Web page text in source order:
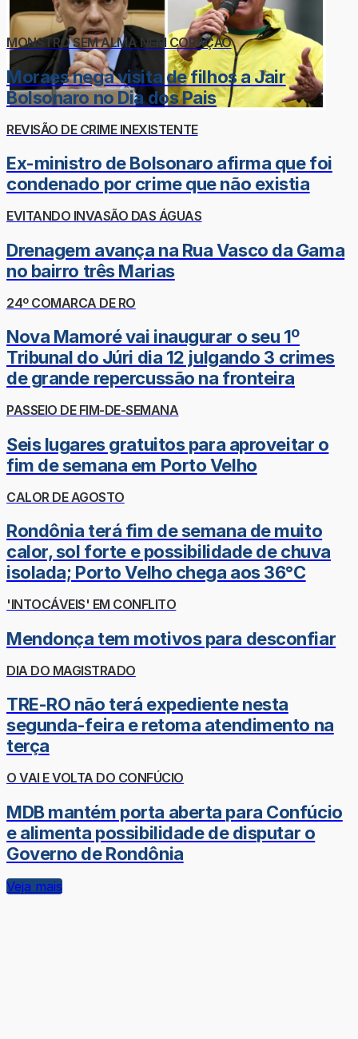
MONSTRO SEM ALMA NEM CORAÇÃO
Moraes nega visita de filhos a Jair
Bolsonaro no Dia dos Pais
REVISÃO DE CRIME INEXISTENTE
Ex-ministro de Bolsonaro afirma que foi
condenado por crime que não existia
EVITANDO INVASÃO DAS ÁGUAS
Drenagem avança na Rua Vasco da Gama
no bairro três Marias
24º COMARCA DE RO
Nova Mamoré vai inaugurar o seu 1º
Tribunal do Júri dia 12 julgando 3 crimes
de grande repercussão na fronteira
PASSEIO DE FIM-DE-SEMANA
Seis lugares gratuitos para aproveitar o
fim de semana em Porto Velho
CALOR DE AGOSTO
Rondônia terá fim de semana de muito
calor, sol forte e possibilidade de chuva
isolada; Porto Velho chega aos 36°C
'INTOCÁVEIS' EM CONFLITO
Mendonça tem motivos para desconfiar
DIA DO MAGISTRADO
TRE-RO não terá expediente nesta
segunda-feira e retoma atendimento na
terça
O VAI E VOLTA DO CONFÚCIO
MDB mantém porta aberta para Confúcio
e alimenta possibilidade de disputar o
Governo de Rondônia
Veja mais